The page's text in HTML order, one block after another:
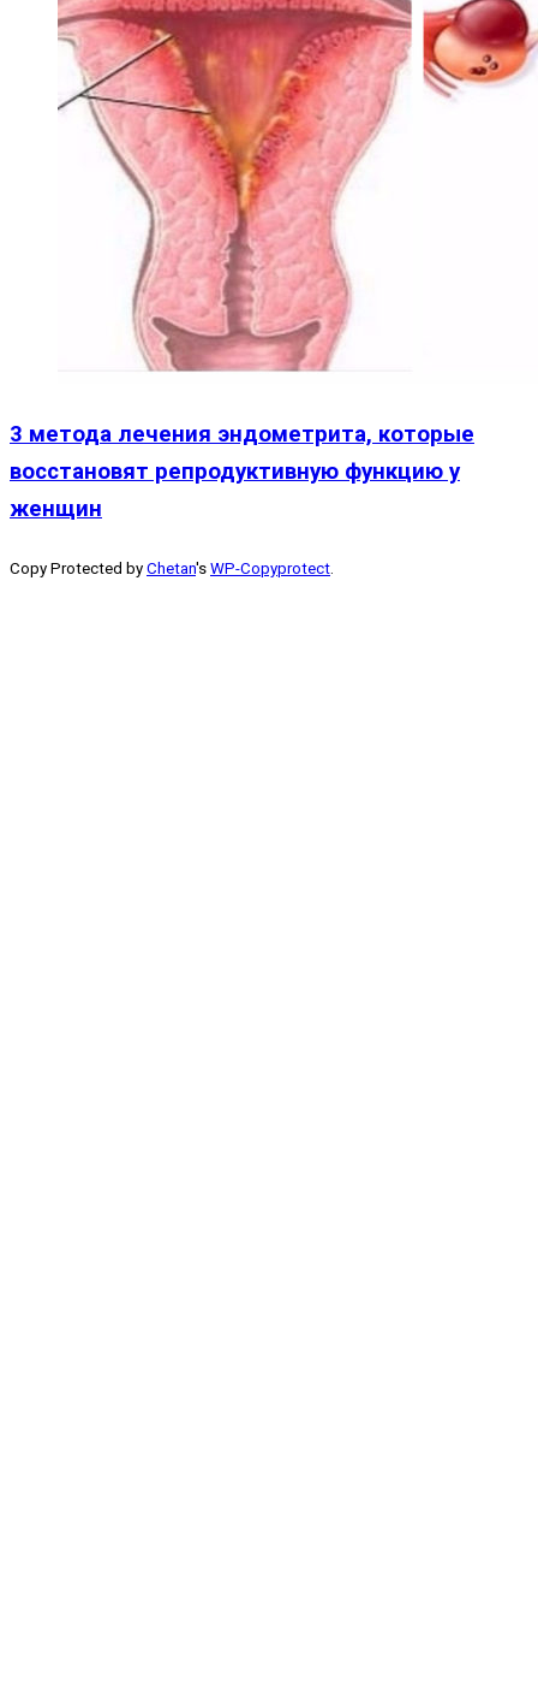
3 метода лечения эндометрита, которые
восстановят репродуктивную функцию у
женщин
Copy Protected by Chetan's WP-Copyprotect